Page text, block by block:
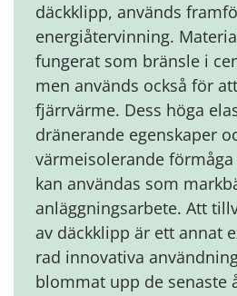
däckklipp, används
energiåtervinning.
fungerat som bränsle i
men används också för
fjärrvärme. Dess höga
dränerande egenskaper
värmeisolerande
kan användas som
anläggningsarbete. Att
av däckklipp är ett annat
rad innovativa
blommat upp de senaste